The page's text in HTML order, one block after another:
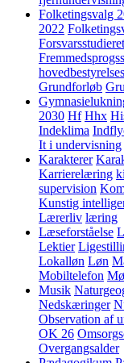
Folketingsvalg
2022
Grundforløb
2030 Hf Hhx
Indeklima
It i undervisning
Karakterer
Karrierelæring
supervision
Kunstig
Lærerliv læring
Læseforståelse
Lektier
Lokalløn Løn
Mobiltelefon
Musik
Nedskæringer
Observation af
OK 26
Overgangsalder